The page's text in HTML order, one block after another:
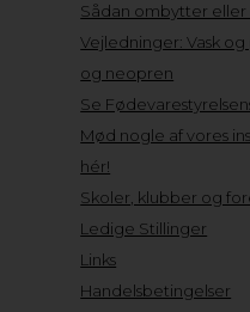
Sådan ombytter
Vejledninger: Vask
og neopren
Se
Mød nogle af vores
hér!
Skoler, klubber og
Ledige Stillinger
Links
Handelsbetingelser